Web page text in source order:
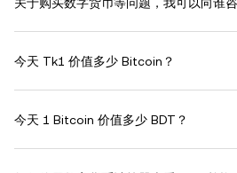
今天 Tk1 价值多少 Bitcoin？
今天 1 Bitcoin 价值多少 BDT？